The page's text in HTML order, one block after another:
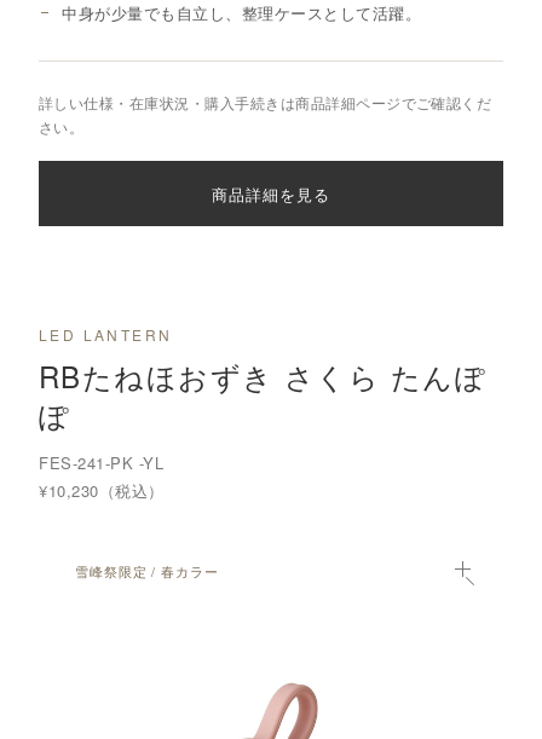
中身が少量でも自立し、整理ケースとして活躍。
詳しい仕様・在庫状況・購入手続きは商品詳細ページでご確認くだ
さい。
商品詳細を見る
LED LANTERN
RBたねほおずき さくら たんぽ
ぽ
FES-241-PK -YL
¥10,230（税込）
雪峰祭限定 / 春カラー